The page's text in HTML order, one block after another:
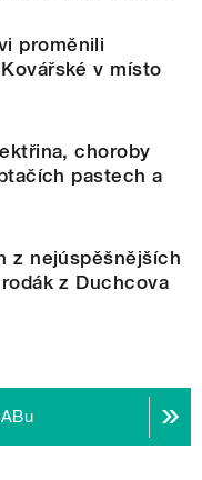
proměnili
v místo
choroby
pastech a
z nejúspěšnějších
z Duchcova